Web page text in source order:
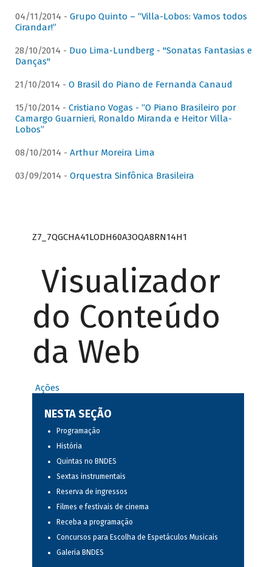
04/11/2014 - Grupo Quinto – “Villa-Lobos: Vamos todos
Cirandar!”
28/10/2014 - Duo Lima-Lundberg - "Sonatas Fantasias e
Danças"
21/10/2014 - O Brasil do Piano de Fernanda Canaud
15/10/2014 - Cristiano Vogas - “O Piano Brasileiro por
Camargo Guarnieri, Ronaldo Miranda e Heitor Villa-
Lobos”
08/10/2014 - Arthur Moreira Lima
03/09/2014 - Orquestra Sinfônica Brasileira
Z7_7QGCHA41LODH60A3OQA8RN14H1
Visualizador
do Conteúdo
da Web
Ações
NESTA SEÇÃO
Programação
História
Quintas no BNDES
Sextas instrumentais
Reserva de ingressos
Filmes e festivais de cinema
Receba a programação
Concursos para Escolha de Espetáculos Musicais
Galeria BNDES